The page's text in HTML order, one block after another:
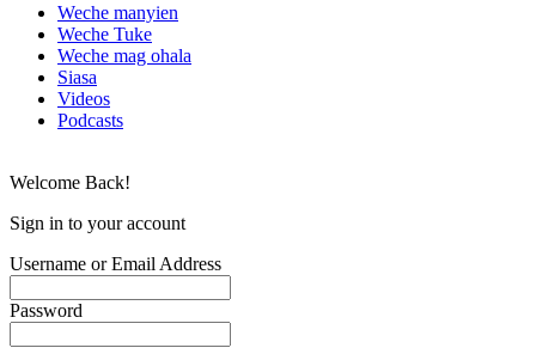
Weche manyien
Weche Tuke
Weche mag ohala
Siasa
Videos
Podcasts
Welcome Back!
Sign in to your account
Username or Email Address
Password